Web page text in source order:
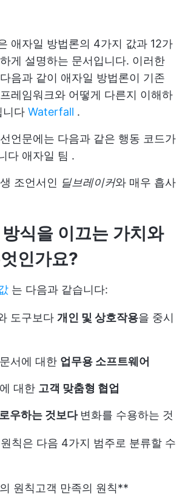
애자일 방법론의 4가지 값과 12가
게 설명하는 문서입니다. 이러한
음과 같이 애자일 방법론이 기존
레임워크와 어떻게 다른지 이해하
니다 Waterfall .
언문에는 다음과 같은 행동 코드가
다 애자일 팀 .
조언서인 딜브레이커와 매우 흡사
식을 이끄는 가치와
인가요?
는 다음과 같습니다:
도구보다 개인 및 상호작용을 중시
서에 대한 업무용 소프트웨어
대한 고객 맞춤형 협업
우하는 것보다 변화를 수용하는 것
칙은 다음 4가지 범주로 분류할 수
원칙고객 만족의 원칙**